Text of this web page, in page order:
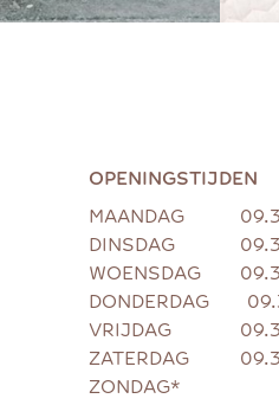
OPENINGSTIJDEN
MAANDAG
DINSDAG
WOENSDAG
DONDERDAG
VRIJDAG
ZATERDAG
ZONDAG*